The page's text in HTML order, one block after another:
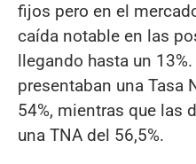
fijos pero en el
caída notable en las
llegando hasta un
presentaban una Tasa
54%, mientras que las
una TNA del 56,5%.